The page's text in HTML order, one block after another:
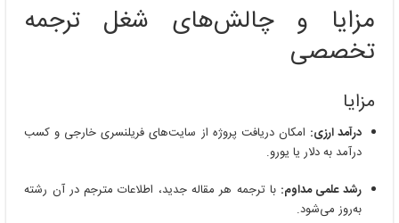
مزایا و چالش‌های شغل ترجمه
تخصصی
مزایا
درآمد ارزی: امکان دریافت پروژه از سایت‌های فریلنسری خارجی و کسب
درآمد به دلار یا یورو.
رشد علمی مداوم: با ترجمه هر مقاله جدید، اطلاعات مترجم در آن رشته
به‌روز می‌شود.